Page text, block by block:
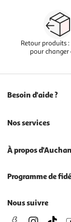
Retour produits
pour changer
Besoin d'aide ?
Nos services
À propos d'Auchan
Programme de
Nous suivre